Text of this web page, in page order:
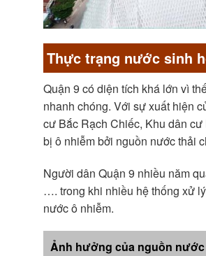
Thực trạng nước sinh
Quận 9 có diện tích khá lớn vì
nhanh chóng. Với sự xuất hiện
cư Bắc Rạch Chiếc, Khu dân
bị ô nhiễm bởi nguồn nước thải
Người dân Quận 9 nhiều năm
…. trong khi nhiều hệ thống xử
nước ô nhiễm.
Ảnh hưởng của nguồn nước